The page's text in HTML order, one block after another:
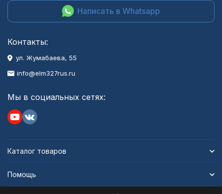
Написать в Whatsapp
Контакты:
ул. Жумабаева, 55
info@elm327rus.ru
Мы в социальных сетях:
Каталог товаров
Помощь